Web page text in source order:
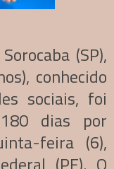
(SP),
conhecido
sociais, foi
dias por
feira (6),